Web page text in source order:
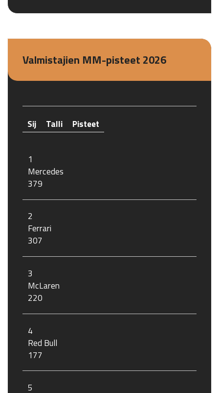
Valmistajien MM-pisteet 2026
Sij Talli Pisteet
1
Mercedes
379
2
Ferrari
307
3
McLaren
220
4
Red Bull
177
5